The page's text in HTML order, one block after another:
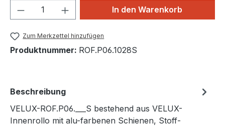
Produkt Anzahl: Gib denIn den Warenkorb
Zum Merkzettel hinzufügen
Produktnummer: ROF.P06.1028S
Beschreibung
VELUX-ROF.P06.___S bestehend aus VELUX-
Innenrollo mit alu-farbenen Schienen, Stoff-